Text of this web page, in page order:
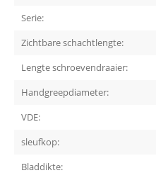
Serie:
Zichtbare schachtlengte:
Lengte schroevendraaier:
Handgreepdiameter:
VDE:
sleufkop:
Bladdikte: